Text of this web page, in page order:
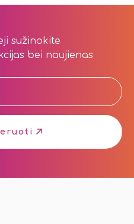
sužinokite
bei naujienas